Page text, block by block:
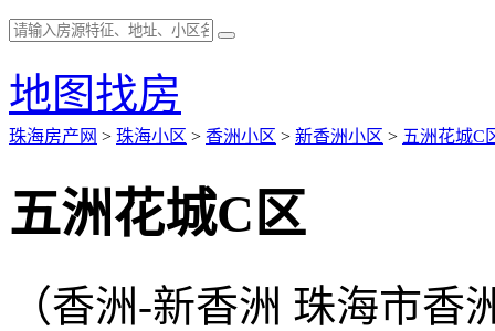
地图找房
珠海房产网 > 珠海小区 > 香洲小区 > 新香洲小区 > 五洲花城C
五洲花城C区
（香洲-新香洲 珠海市香